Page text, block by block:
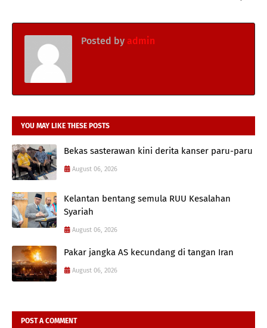
Posted by admin
YOU MAY LIKE THESE POSTS
Bekas sasterawan kini derita kanser paru-paru
August 06, 2026
Kelantan bentang semula RUU Kesalahan
Syariah
August 06, 2026
Pakar jangka AS kecundang di tangan Iran
August 06, 2026
POST A COMMENT